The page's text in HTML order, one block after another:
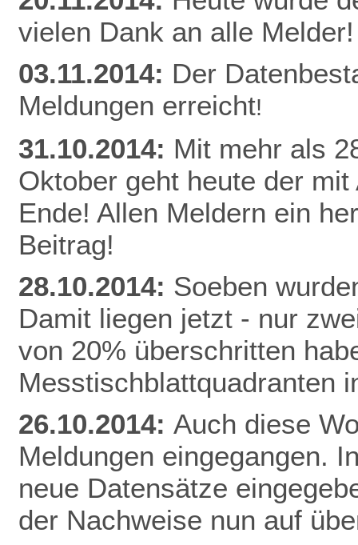
vielen Dank an alle Melder!
03.11.2014: Der
Meldungen erreicht!
31.10.2014: Mit mehr als
Oktober geht heute der
Ende! Allen Meldern ein
Beitrag!
28.10.2014: Soeben
Damit liegen jetzt - nur
von 20% überschritten
Messtischblattquadranten
26.10.2014: Auch diese
Meldungen eingegangen.
neue Datensätze
der Nachweise nun auf